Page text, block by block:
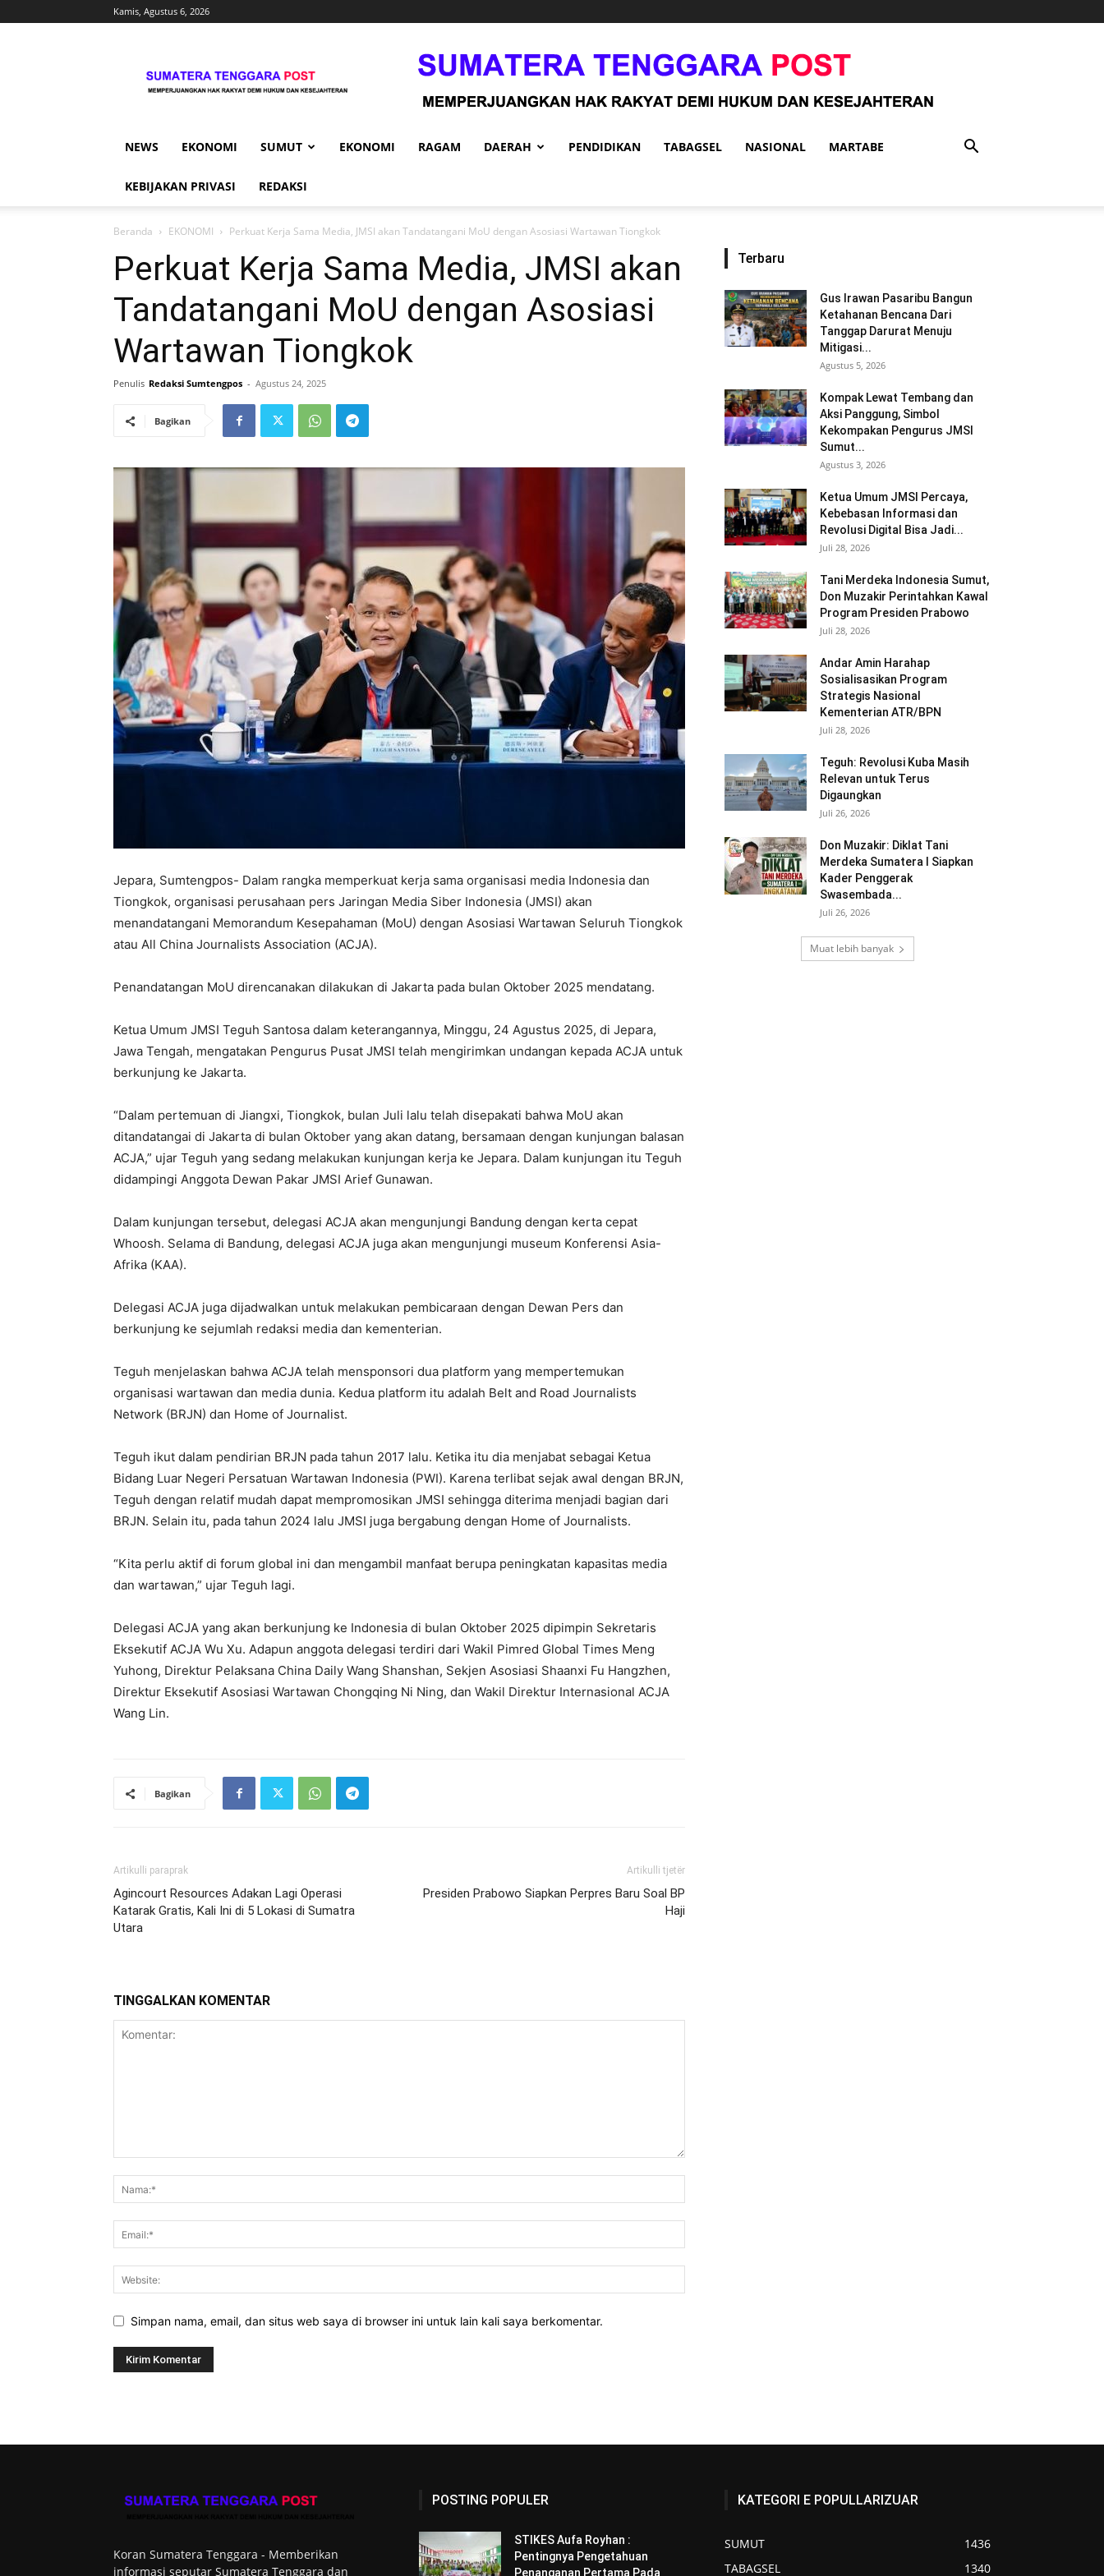
Kamis, Agustus 6, 2026
NEWS EKONOMI SUMUT EKONOMI RAGAM DAERAH PENDIDIKAN TABAGSEL NASIONAL MARTABE
KEBIJAKAN PRIVASI REDAKSI
Beranda EKONOMI Perkuat Kerja Sama Media, JMSI akan Tandatangani MoU dengan Asosiasi Wartawan Tiongkok
Perkuat Kerja Sama Media, JMSI akan
Tandatangani MoU dengan Asosiasi
Wartawan Tiongkok
Penulis Redaksi Sumtengpos - Agustus 24, 2025
Bagikan
Jepara, Sumtengpos- Dalam rangka memperkuat kerja sama organisasi media Indonesia dan
Tiongkok, organisasi perusahaan pers Jaringan Media Siber Indonesia (JMSI) akan
menandatangani Memorandum Kesepahaman (MoU) dengan Asosiasi Wartawan Seluruh Tiongkok
atau All China Journalists Association (ACJA).
Penandatangan MoU direncanakan dilakukan di Jakarta pada bulan Oktober 2025 mendatang.
Ketua Umum JMSI Teguh Santosa dalam keterangannya, Minggu, 24 Agustus 2025, di Jepara,
Jawa Tengah, mengatakan Pengurus Pusat JMSI telah mengirimkan undangan kepada ACJA untuk
berkunjung ke Jakarta.
“Dalam pertemuan di Jiangxi, Tiongkok, bulan Juli lalu telah disepakati bahwa MoU akan
ditandatangai di Jakarta di bulan Oktober yang akan datang, bersamaan dengan kunjungan balasan
ACJA,” ujar Teguh yang sedang melakukan kunjungan kerja ke Jepara. Dalam kunjungan itu Teguh
didampingi Anggota Dewan Pakar JMSI Arief Gunawan.
Dalam kunjungan tersebut, delegasi ACJA akan mengunjungi Bandung dengan kerta cepat
Whoosh. Selama di Bandung, delegasi ACJA juga akan mengunjungi museum Konferensi Asia-
Afrika (KAA).
Delegasi ACJA juga dijadwalkan untuk melakukan pembicaraan dengan Dewan Pers dan
berkunjung ke sejumlah redaksi media dan kementerian.
Teguh menjelaskan bahwa ACJA telah mensponsori dua platform yang mempertemukan
organisasi wartawan dan media dunia. Kedua platform itu adalah Belt and Road Journalists
Network (BRJN) dan Home of Journalist.
Teguh ikut dalam pendirian BRJN pada tahun 2017 lalu. Ketika itu dia menjabat sebagai Ketua
Bidang Luar Negeri Persatuan Wartawan Indonesia (PWI). Karena terlibat sejak awal dengan BRJN,
Teguh dengan relatif mudah dapat mempromosikan JMSI sehingga diterima menjadi bagian dari
BRJN. Selain itu, pada tahun 2024 lalu JMSI juga bergabung dengan Home of Journalists.
“Kita perlu aktif di forum global ini dan mengambil manfaat berupa peningkatan kapasitas media
dan wartawan,” ujar Teguh lagi.
Delegasi ACJA yang akan berkunjung ke Indonesia di bulan Oktober 2025 dipimpin Sekretaris
Eksekutif ACJA Wu Xu. Adapun anggota delegasi terdiri dari Wakil Pimred Global Times Meng
Yuhong, Direktur Pelaksana China Daily Wang Shanshan, Sekjen Asosiasi Shaanxi Fu Hangzhen,
Direktur Eksekutif Asosiasi Wartawan Chongqing Ni Ning, dan Wakil Direktur Internasional ACJA
Wang Lin.
Bagikan
Artikulli paraprak
Agincourt Resources Adakan Lagi Operasi
Katarak Gratis, Kali Ini di 5 Lokasi di Sumatra
Utara
Artikulli tjetër
Presiden Prabowo Siapkan Perpres Baru Soal BP
Haji
TINGGALKAN KOMENTAR
Simpan nama, email, dan situs web saya di browser ini untuk lain kali saya berkomentar.
Terbaru
Gus Irawan Pasaribu Bangun
Ketahanan Bencana Dari
Tanggap Darurat Menuju
Mitigasi...
Agustus 5, 2026
Kompak Lewat Tembang dan
Aksi Panggung, Simbol
Kekompakan Pengurus JMSI
Sumut...
Agustus 3, 2026
Ketua Umum JMSI Percaya,
Kebebasan Informasi dan
Revolusi Digital Bisa Jadi...
Juli 28, 2026
Tani Merdeka Indonesia Sumut,
Don Muzakir Perintahkan Kawal
Program Presiden Prabowo
Juli 28, 2026
Andar Amin Harahap
Sosialisasikan Program
Strategis Nasional
Kementerian ATR/BPN
Juli 28, 2026
Teguh: Revolusi Kuba Masih
Relevan untuk Terus
Digaungkan
Juli 26, 2026
Don Muzakir: Diklat Tani
Merdeka Sumatera I Siapkan
Kader Penggerak
Swasembada...
Juli 26, 2026
Muat lebih banyak
Koran Sumatera Tenggara - Memberikan
informasi seputar Sumatera Tenggara dan
POSTING POPULER
STIKES Aufa Royhan :
Pentingnya Pengetahuan
Penanganan Pertama Pada
KATEGORI E POPULLARIZUAR
SUMUT
1436
TABAGSEL
1340